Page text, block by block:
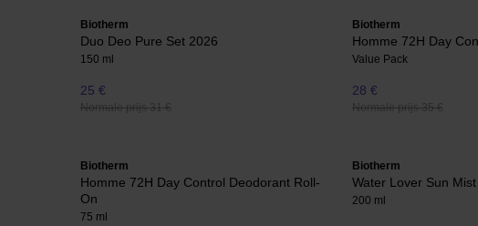
Biotherm
Duo Deo Pure Set 2026
150 ml
25 €
Normale prijs 31 €
Biotherm
Homme 72H Day
Value Pack
28 €
Normale prijs 35 €
Biotherm
Homme 72H Day Control Deodorant Roll-
On
75 ml
Biotherm
Water Lover Sun
200 ml